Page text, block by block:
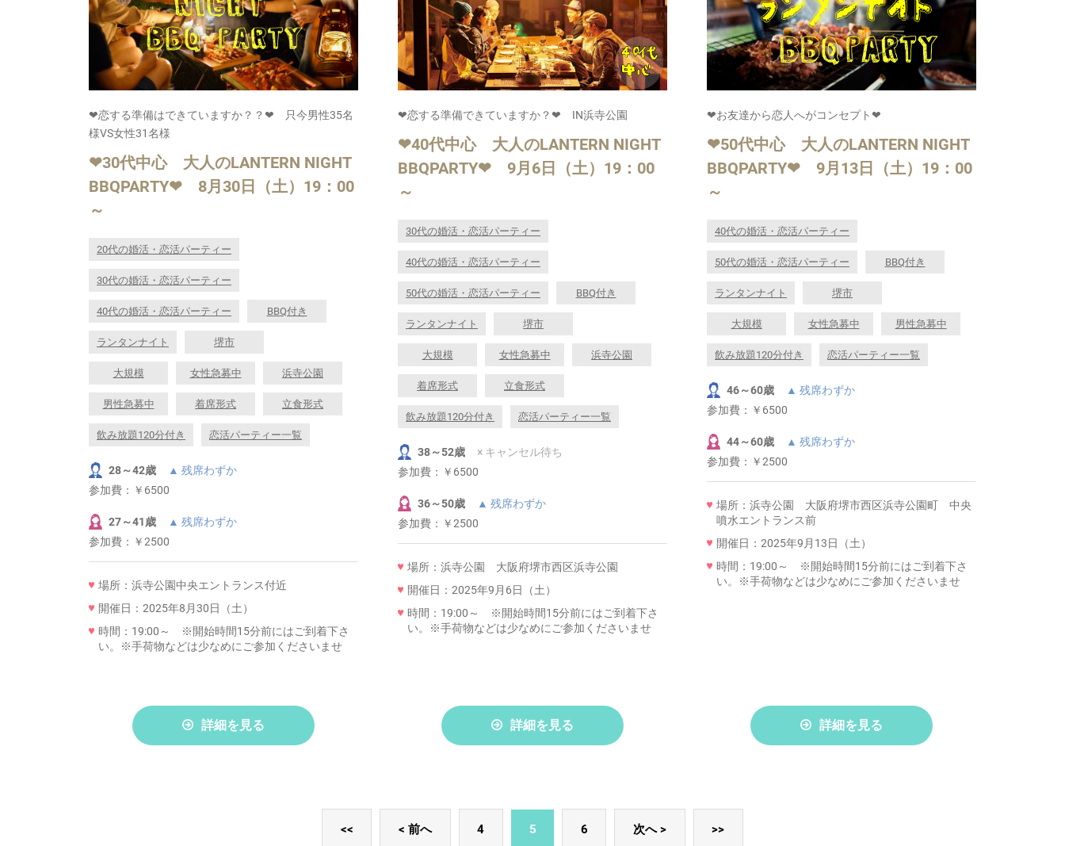
❤恋する準備はできていますか？？❤ 只今男性35名
様VS女性31名様
❤30代中心 大人のLANTERN NIGHT
BBQPARTY❤ 8月30日（土）19：00
～
20代の婚活・恋活パーティー
30代の婚活・恋活パーティー
40代の婚活・恋活パーティー BBQ付き
ランタンナイト 堺市
大規模 女性急募中 浜寺公園
男性急募中 着席形式 立食形式
飲み放題120分付き 恋活パーティー一覧
28～42歳
▲ 残席わずか
参加費： ￥6500
27～41歳
▲ 残席わずか
参加費： ￥2500
場所：浜寺公園中央エントランス付近
開催日：2025年8月30日（土）
時間：19:00～ ※開始時間15分前にはご到着下さ
い。※手荷物などは少なめにご参加くださいませ
詳細を見る
❤恋する準備できていますか？❤ IN浜寺公園
❤40代中心 大人のLANTERN NIGHT
BBQPARTY❤ 9月6日（土）19：00
～
30代の婚活・恋活パーティー
40代の婚活・恋活パーティー
50代の婚活・恋活パーティー BBQ付き
ランタンナイト 堺市
大規模 女性急募中 浜寺公園
着席形式 立食形式
飲み放題120分付き 恋活パーティー一覧
38～52歳
× キャンセル待ち
参加費： ￥6500
36～50歳
▲ 残席わずか
参加費： ￥2500
場所：浜寺公園 大阪府堺市西区浜寺公園
開催日：2025年9月6日（土）
時間：19:00～ ※開始時間15分前にはご到着下さ
い。※手荷物などは少なめにご参加くださいませ
詳細を見る
❤お友達から恋人へがコンセプト❤
❤50代中心 大人のLANTERN NIGHT
BBQPARTY❤ 9月13日（土）19：00
～
40代の婚活・恋活パーティー
50代の婚活・恋活パーティー BBQ付き
ランタンナイト 堺市
大規模 女性急募中 男性急募中
飲み放題120分付き 恋活パーティー一覧
46～60歳
▲ 残席わずか
参加費： ￥6500
44～60歳
▲ 残席わずか
参加費： ￥2500
場所：浜寺公園 大阪府堺市西区浜寺公園町 中央
噴水エントランス前
開催日：2025年9月13日（土）
時間：19:00～ ※開始時間15分前にはご到着下さ
い。※手荷物などは少なめにご参加くださいませ
詳細を見る
<< < 前へ 4 5 6 次へ > >>